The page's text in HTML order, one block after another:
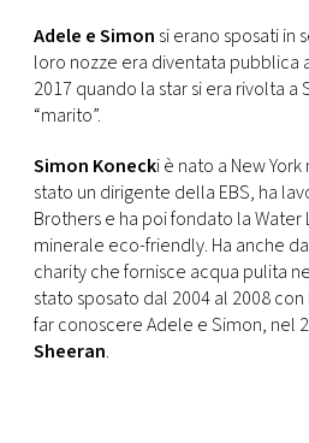
Adele e Simon si erano sposati in
loro nozze era diventata pubblica
2017 quando la star si era rivolta
“marito”.
Simon Konecki è nato a New York
stato un dirigente della EBS, ha
Brothers e ha poi fondato la Water
minerale eco-friendly. Ha anche
charity che fornisce acqua pulita
stato sposato dal 2004 al 2008 con
far conoscere Adele e Simon, nel
Sheeran.